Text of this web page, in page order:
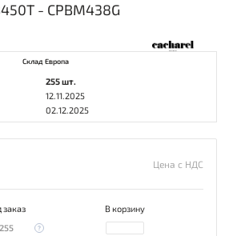
- CPBM438G
Склад Европа
255 шт.
12.11.2025
02.12.2025
Цена с НДС
заказ
В корзину
255